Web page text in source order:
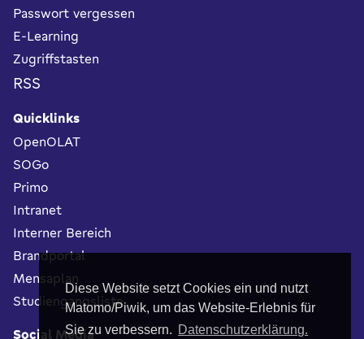
Diese Website setzt Cookies ein und nutzt
Matomo/Piwik, um das Website-Erlebnis für
Sie zu verbessern. Datenschutzerklärung.
Passwort vergessen
E-Learning
Zugriffstasten
RSS
Quicklinks
OpenOLAT
SOGo
Primo
Intranet
Interner Bereich
Brandportal
Mensaplan
Studiengangsliste
Social Media